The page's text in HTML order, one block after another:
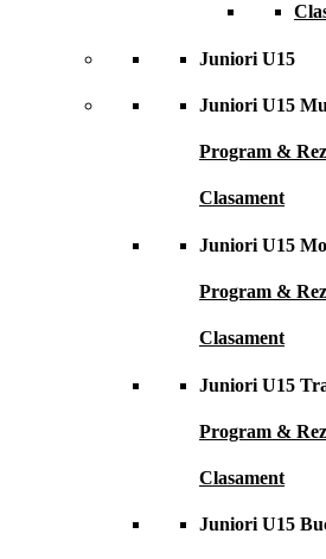
Juniori U15
Juniori U15
Program &
Clasament
Juniori U15
Program &
Clasament
Juniori U15
Program &
Clasament
Juniori U15